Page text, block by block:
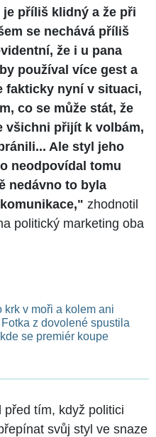
příliš klidný a že při
se nechává příliš
že i u pana
používal více gest a
fakticky nyní v situaci,
co se může stát, že
všichni přijít k volbám,
Ale styl jeho
neodpovídal tomu
nedávno to byla
zhodnotil
politický marketing oba
krk v moři a kolem ani
z dovolené spustila
se premiér koupe
tím, když politici
svůj styl ve snaze